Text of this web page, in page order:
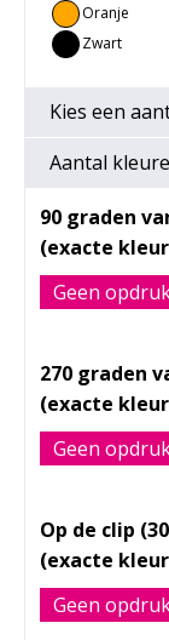
Oranje
Zwart
Kies een
Aantal
90 graden
Geen
270 graden
Geen
Op de clip
Geen